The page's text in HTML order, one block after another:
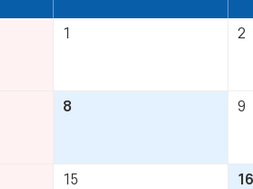
1 2
8 9
15 16